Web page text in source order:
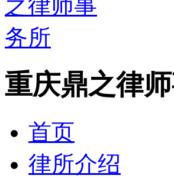
重庆鼎之律
首页
律所介绍